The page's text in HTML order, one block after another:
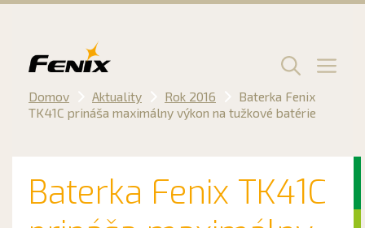
Menu
Domov Aktuality Rok 2016
Baterka Fenix ​​
TK41C prináša maximálny výkon na tužkové batérie
Baterka Fenix ​​TK41C